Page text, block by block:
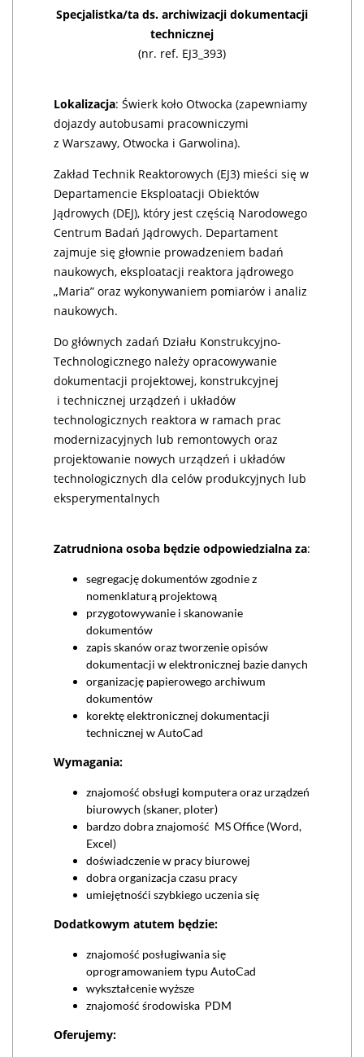
Specjalistka/ta ds. archiwizacji dokumentacji
technicznej
(nr. ref. EJ3_393)
Lokalizacja: Świerk koło Otwocka (zapewniamy
dojazdy autobusami pracowniczymi
z Warszawy, Otwocka i Garwolina).
Zakład Technik Reaktorowych (EJ3) mieści się w
Departamencie Eksploatacji Obiektów
Jądrowych (DEJ), który jest częścią Narodowego
Centrum Badań Jądrowych. Departament
zajmuje się głownie prowadzeniem badań
naukowych, eksploatacji reaktora jądrowego
„Maria” oraz wykonywaniem pomiarów i analiz
naukowych.
Do głównych zadań Działu Konstrukcyjno-
Technologicznego należy opracowywanie
dokumentacji projektowej, konstrukcyjnej
i technicznej urządzeń i układów
technologicznych reaktora w ramach prac
modernizacyjnych lub remontowych oraz
projektowanie nowych urządzeń i układów
technologicznych dla celów produkcyjnych lub
eksperymentalnych
Zatrudniona osoba będzie odpowiedzialna za:
segregację dokumentów zgodnie z
nomenklaturą projektową
przygotowywanie i skanowanie
dokumentów
zapis skanów oraz tworzenie opisów
dokumentacji w elektronicznej bazie danych
organizację papierowego archiwum
dokumentów
korektę elektronicznej dokumentacji
technicznej w AutoCad
Wymagania:
znajomość obsługi komputera oraz urządzeń
biurowych (skaner, ploter)
bardzo dobra znajomość MS Office (Word,
Excel)
doświadczenie w pracy biurowej
dobra organizacja czasu pracy
umiejętnośći szybkiego uczenia się
Dodatkowym atutem będzie:
znajomość posługiwania się
oprogramowaniem typu AutoCad
wykształcenie wyższe
znajomość środowiska PDM
Oferujemy: